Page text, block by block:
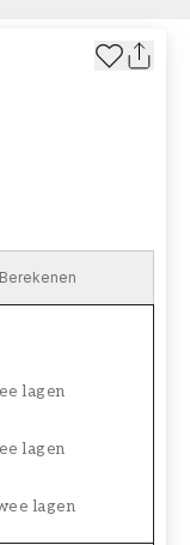
Berekenen
lagen
lagen
lagen